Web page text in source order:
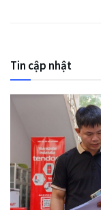
Tin cập nhật